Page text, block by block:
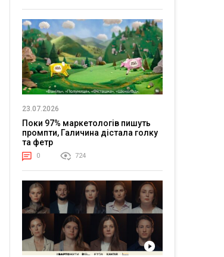
23.07.2026
Поки 97% маркетологів пишуть
промпти, Галичина дістала голку
та фетр
0 724